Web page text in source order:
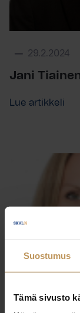
Suostumus
Tämä sivusto
29.2.2024
Jani
Lue artikkeli